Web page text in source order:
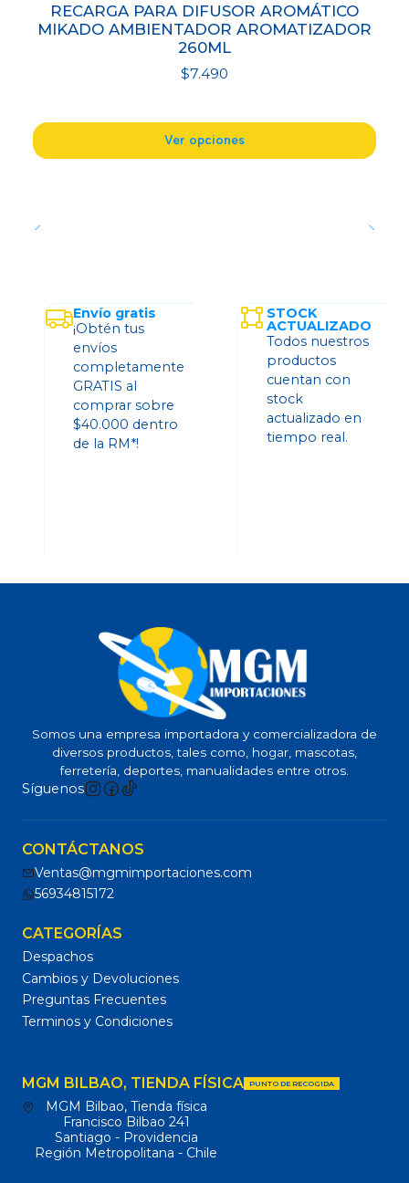
RECARGA PARA DIFUSOR AROMÁTICO
MIKADO AMBIENTADOR AROMATIZADOR
260ML
$7.490
Ver opciones
Envío gratis
¡Obtén tus
envíos
completamente
GRATIS al
comprar sobre
$40.000 dentro
de la RM*!
STOCK
ACTUALIZADO
Todos nuestros
productos
cuentan con
stock
actualizado en
tiempo real.
Somos una empresa importadora y comercializadora de
diversos productos, tales como, hogar, mascotas,
ferretería, deportes, manualidades entre otros.
Síguenos
CONTÁCTANOS
Ventas@mgmimportaciones.com
56934815172
CATEGORÍAS
Despachos
Cambios y Devoluciones
Preguntas Frecuentes
Terminos y Condiciones
MGM BILBAO, TIENDA FÍSICA PUNTO DE RECOGIDA
MGM Bilbao, Tienda física
Francisco Bilbao 241
Santiago - Providencia
Región Metropolitana - Chile